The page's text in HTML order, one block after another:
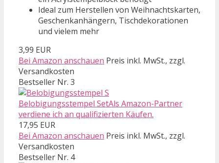
Ideal zum Herstellen von Weihnachtskarten,
Geschenkanhängern, Tischdekorationen
und vielem mehr
3,99 EUR
Bei Amazon anschauen Preis inkl. MwSt., zzgl.
Versandkosten
Bestseller Nr. 3
Belobigungsstempel SetAls Amazon-Partner
verdiene ich an qualifizierten Käufen.
17,95 EUR
Bei Amazon anschauen Preis inkl. MwSt., zzgl.
Versandkosten
Bestseller Nr. 4